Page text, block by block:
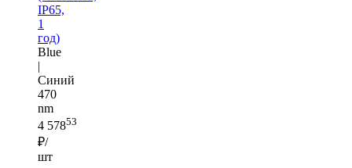
IP65,
1
год)
Blue
|
Синий
470
nm
4 57853
₽/
шт